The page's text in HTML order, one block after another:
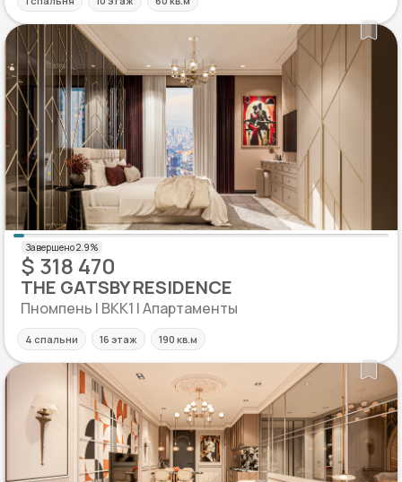
$ 318 470
THE GATSBY RESIDENCE
Пномпень | BKK1 | Апартаменты
4 спальни 16 этаж 190 кв.м